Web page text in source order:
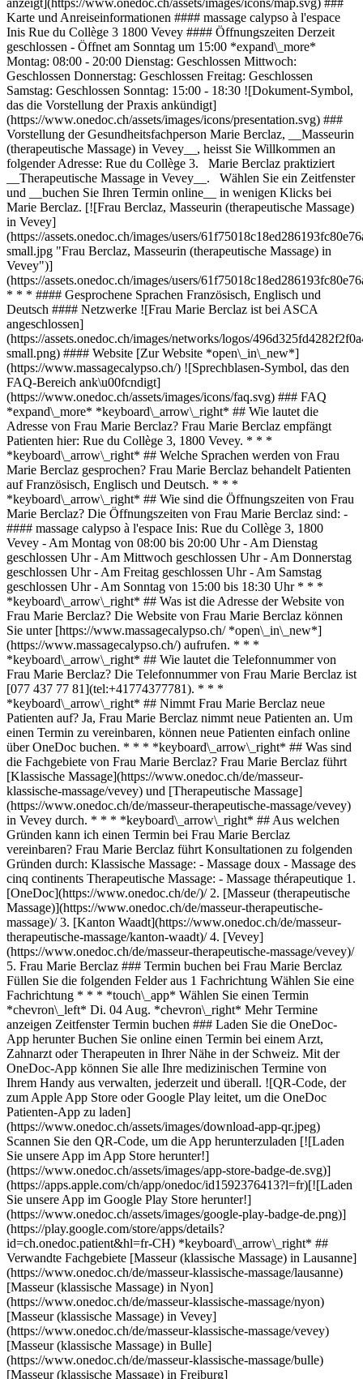
anzeigt](https://www.onedoc.ch/assets/images/icons/map.svg) ###
Karte und Anreiseinformationen #### massage calypso à l'espace
Inis Rue du Collège 3 1800 Vevey #### Öffnungszeiten Derzeit
geschlossen - Öffnet am Sonntag um 15:00 *expand\_more*
Montag: 08:00 - 20:00 Dienstag: Geschlossen Mittwoch:
Geschlossen Donnerstag: Geschlossen Freitag: Geschlossen
Samstag: Geschlossen Sonntag: 15:00 - 18:30 ![Dokument-Symbol,
das die Vorstellung der Praxis ankündigt]
(https://www.onedoc.ch/assets/images/icons/presentation.svg) ###
Vorstellung der Gesundheitsfachperson Marie Berclaz, __Masseurin
(therapeutische Massage) in Vevey__, heisst Sie Willkommen an
folgender Adresse: Rue du Collège 3. Marie Berclaz praktiziert
__Therapeutische Massage in Vevey__. Wählen Sie ein Zeitfenster
und __buchen Sie Ihren Termin online__ in wenigen Klicks bei
Marie Berclaz. [![Frau Berclaz, Masseurin (therapeutische Massage)
in Vevey]
(https://assets.onedoc.ch/images/users/
small.jpg "Frau Berclaz, Masseurin (therapeutische Massage) in
Vevey")]
(https://assets.onedoc.ch/images/users/
* * * #### Gesprochene Sprachen Französisch, Englisch und
Deutsch #### Netzwerke ![Frau Marie Berclaz ist bei ASCA
angeschlossen]
(https://assets.onedoc.ch/images/networks/logos/
small.png) #### Website [Zur Website *open\_in\_new*]
(https://www.massagecalypso.ch/) ![Sprechblasen-Symbol, das den
FAQ-Bereich ank\u00fcndigt]
(https://www.onedoc.ch/assets/images/icons/faq.svg) ### FAQ
*expand\_more* *keyboard\_arrow\_right* ## Wie lautet die
Adresse von Frau Marie Berclaz? Frau Marie Berclaz empfängt
Patienten hier: Rue du Collège 3, 1800 Vevey. * * *
*keyboard\_arrow\_right* ## Welche Sprachen werden von Frau
Marie Berclaz gesprochen? Frau Marie Berclaz behandelt Patienten
auf Französisch, Englisch und Deutsch. * * *
*keyboard\_arrow\_right* ## Wie sind die Öffnungszeiten von Frau
Marie Berclaz? Die Öffnungszeiten von Frau Marie Berclaz sind: -
#### massage calypso à l'espace Inis: Rue du Collège 3, 1800
Vevey - Am Montag von 08:00 bis 20:00 Uhr - Am Dienstag
geschlossen Uhr - Am Mittwoch geschlossen Uhr - Am Donnerstag
geschlossen Uhr - Am Freitag geschlossen Uhr - Am Samstag
geschlossen Uhr - Am Sonntag von 15:00 bis 18:30 Uhr * * *
*keyboard\_arrow\_right* ## Was ist die Adresse der Website von
Frau Marie Berclaz? Die Website von Frau Marie Berclaz können
Sie unter [https://www.massagecalypso.ch/ *open\_in\_new*]
(https://www.massagecalypso.ch/) aufrufen. * * *
*keyboard\_arrow\_right* ## Wie lautet die Telefonnummer von
Frau Marie Berclaz? Die Telefonnummer von Frau Marie Berclaz ist
[077 437 77 81](tel:+41774377781). * * *
*keyboard\_arrow\_right* ## Nimmt Frau Marie Berclaz neue
Patienten auf? Ja, Frau Marie Berclaz nimmt neue Patienten an. Um
einen Termin zu vereinbaren, können neue Patienten einfach online
über OneDoc buchen. * * * *keyboard\_arrow\_right* ## Was sind
die Fachgebiete von Frau Marie Berclaz? Frau Marie Berclaz führt
[Klassische Massage](https://www.onedoc.ch/de/masseur-
klassische-massage/vevey) und [Therapeutische Massage]
(https://www.onedoc.ch/de/masseur-therapeutische-massage/vevey)
in Vevey durch. * * * *keyboard\_arrow\_right* ## Aus welchen
Gründen kann ich einen Termin bei Frau Marie Berclaz
vereinbaren? Frau Marie Berclaz führt Konsultationen zu folgenden
Gründen durch: Klassische Massage: - Massage doux - Massage des
cinq continents Therapeutische Massage: - Massage thérapeutique 1. [OneDoc](https://www.onedoc.ch/de/)/ 2. [Masseur (therapeutische Massage)](https://www.onedoc.ch/de/masseur-therapeutische-massage)/ 3. [Kanton Waadt](https://www.onedoc.ch/de/masseur-therapeutische-massage/kanton-waadt)/ 4. [Vevey](https://www.onedoc.ch/de/masseur-therapeutische-massage/vevey)/ 5. Frau Marie Berclaz ### Termin buchen bei Frau Marie Berclaz Füllen Sie die folgenden Felder aus 1 Fachrichtung Wählen Sie eine Fachrichtung * * * *touch\_app* Wählen Sie einen Termin *chevron\_left* Di. 04 Aug. *chevron\_right* Mehr Termine anzeigen Zeitfenster Termin buchen ### Laden Sie die OneDoc-App herunter Buchen Sie online einen Termin bei einem Arzt, Zahnarzt oder Therapeuten in Ihrer Nähe in der Schweiz. Mit der OneDoc-App können Sie alle Ihre medizinischen Termine von Ihrem Handy aus verwalten, jederzeit und überall. ![QR-Code, der zum Apple App Store oder Google Play leitet, um die OneDoc Patienten-App zu laden](https://www.onedoc.ch/assets/images/download-app-qr.jpeg) Scannen Sie den QR-Code, um die App herunterzuladen [![Laden Sie unsere App im App Store herunter!](https://www.onedoc.ch/assets/images/app-store-badge-de.svg)](https://apps.apple.com/ch/app/onedoc/id1592376413?l=fr)[![Laden Sie unsere App im Google Play Store herunter!](https://www.onedoc.ch/assets/images/google-play-badge-de.png)](https://play.google.com/store/apps/details?id=ch.onedoc.patient&hl=fr-CH) *keyboard\_arrow\_right* ## Verwandte Fachgebiete [Masseur (klassische Massage) in Lausanne](https://www.onedoc.ch/de/masseur-klassische-massage/lausanne)[Masseur (klassische Massage) in Nyon](https://www.onedoc.ch/de/masseur-klassische-massage/nyon)[Masseur (klassische Massage) in Vevey](https://www.onedoc.ch/de/masseur-klassische-massage/vevey)[Masseur (klassische Massage) in Bulle](https://www.onedoc.ch/de/masseur-klassische-massage/bulle)[Masseur (klassische Massage) in Freiburg](https://www.onedoc.ch/de/masseur-klassische-massage/freiburg)[Masseur (klassische Massage) in Sitten](https://www.onedoc.ch/de/masseur-klassische-massage/sitten)[Masseur (klassische Massage) in Gland](https://www.onedoc.ch/de/masseur-klassische-massage/gland)[Masseur (therapeutische Massage) in Lausanne](https://www.onedoc.ch/de/masseur-therapeutische-massage/lausanne)[Masseur (therapeutische Massage) in Bulle](https://www.onedoc.ch/de/masseur-therapeutische-massage/bulle)[Masseur (therapeutische Massage) in Nyon](https://www.onedoc.ch/de/masseur-therapeutische-massage/nyon)[Masseur (therapeutische Massage) in Rolle](https://www.onedoc.ch/de/masseur-therapeutische-massage/rolle)[Masseur (therapeutische Massage) in Montreux](https://www.onedoc.ch/de/masseur-therapeutische-massage/montreux)[Masseur (therapeutische Massage) in Vevey](https://www.onedoc.ch/de/masseur-therapeutische-massage/vevey)[Masseur (therapeutische Massage) in Estavayer](https://www.onedoc.ch/de/masseur-therapeutische-massage/estavayer)[Masseur (therapeutische Massage) in Lutry](https://www.onedoc.ch/de/masseur-therapeutische-massage/lutry)[Masseur (therapeutische Massage) in Epalinges](https://www.onedoc.ch/de/masseur-therapeutische-massage/epalinges)[Masseur (therapeutische Massage) in Gland](https://www.onedoc.ch/de/masseur-therapeutische-massage/gland)[Masseur (therapeutische Massage) in Yverdon-les-Bains](https://www.onedoc.ch/de/masseur-therapeutische-massage/yverdon-les-bains)[Masseur (therapeutische Massage) in Sitten](https://www.onedoc.ch/de/masseur-therapeutische-massage/sitten)[Masseur (therapeutische Massage) in Valbroye](https://www.onedoc.ch/de/masseur-therapeutische-massage/valbroye)[Masseur (therapeutische Massage) in Morges](https://www.onedoc.ch/de/masseur-therapeutische-massage/morges) *keyboard\_arrow\_right* ## Beliebte Suchbegriffe [Physiotherapeut in Lausanne](https://www.onedoc.ch/de/physiotherapeut/lausanne)[Psychologe in Lausanne](https://www.onedoc.ch/de/psychologe/lausanne)[Osteopath in Lausanne](https://www.onedoc.ch/de/osteopath/lausanne)[Masseur (klassische Massage) in Lausanne](https://www.onedoc.ch/de/masseur-klassische-massage/lausanne)[Hausarzt (Allgemeinmedizin) in Lausanne](https://www.onedoc.ch/de/hausarzt-allgemeinmedizin/lausanne)[Manuelle Lymphdrainage Therapeut in Lausanne](https://www.onedoc.ch/de/manuelle-lymphdrainage-therapeut/lausanne)[Reflexologietherapeut in Lausanne](https://www.onedoc.ch/de/reflexologietherapeut/lausanne)[Zahnarzt in Lausanne](https://www.onedoc.ch/de/zahnarzt/lausanne)[Augenarzt in Lausanne](https://www.onedoc.ch/de/augenarzt/lausanne)[Akupunkteur in Lausanne](https://www.onedoc.ch/de/akupunkteur/lausanne)[Masseur (therapeutische Massage) in Lausanne](https://www.onedoc.ch/de/masseur-therapeutische-massage/lausanne)[Hypnotherapeut (Hypnose) in Lausanne](https://www.onedoc.ch/de/hypnotherapeut-hypnose/lausanne)[WAM Ernährungstherapeut in Lausanne](https://www.onedoc.ch/de/wam-ernahrungstherapeut/lausanne)[Osteopath in Freiburg](https://www.onedoc.ch/de/osteopath/freiburg)[Sportphysiotherapeut in Lausanne](https://www.onedoc.ch/de/sportphysiotherapeut/lausanne)[WAM/TEN Naturheilpraktiker in Lausanne](https://www.onedoc.ch/de/wam-ten-naturheilpraktiker/lausanne)[Gynäkologe (Frauenarzt und Geburtshelfer) in Lausanne](https://www.onedoc.ch/de/gynakologe-frauenarzt-und-geburtshelfer/lausanne)[Masseur (klassische Massage) in Nyon](https://www.onedoc.ch/de/masseur-klassische-massage/nyon)[Osteopath in Vevey](https://www.onedoc.ch/de/osteopath/vevey)[Psychotherapeut in Lausanne](https://www.onedoc.ch/de/psychotherapeut/lausanne)[Psychologe in Nyon](https://www.onedoc.ch/de/psychologe/nyon) *keyboard\_arrow\_right* ## Finden Sie einen Arzt oder Therapeuten [Ärzte- und Therapeutenverzeichnis](https://www.onedoc.ch/de/verzeichnis) [A](https://www.onedoc.ch/de/verzeichnis/A) [B](https://www.onedoc.ch/de/verzeichnis/B) [C](https://www.onedoc.ch/de/verzeichnis/C) [D](https://www.onedoc.ch/de/verzeichnis/D) [E](https://www.onedoc.ch/de/verzeichnis/E) [F](https://www.onedoc.ch/de/verzeichnis/F) [G](https://www.onedoc.ch/de/verzeichnis/G) [H](https://www.onedoc.ch/de/verzeichnis/H) [I](https://www.onedoc.ch/de/verzeichnis/I) [J](https://www.onedoc.ch/de/verzeichnis/J) [K](https://www.onedoc.ch/de/verzeichnis/K) [L](https://www.onedoc.ch/de/verzeichnis/L) [M](https://www.onedoc.ch/de/verzeichnis/M) [N](https://www.onedoc.ch/de/verzeichnis/N) [O](https://www.onedoc.ch/de/verzeichnis/O) [P](https://www.onedoc.ch/de/verzeichnis/P) [Q](https://www.onedoc.ch/de/verzeichnis/Q) [R](https://www.onedoc.ch/de/verzeichnis/R) [S](https://www.onedoc.ch/de/verzeichnis/S) [T](https://www.onedoc.ch/de/verzeichnis/T) [U](https://www.onedoc.ch/de/verzeichnis/U) [V](https://www.onedoc.ch/de/verzeichnis/V) [W](https://www.onedoc.ch/de/verzeichnis/W) [X](https://www.onedoc.ch/de/verzeichnis/X) [Y](https://www.onedoc.ch/de/verzeichnis/Y) [Z](https://www.onedoc.ch/de/verzeichnis/Z) ## OneDoc [Ich bin Gesundheitsfachperson](https://info.onedoc.ch/de/) [Über uns](https://info.onedoc.ch/de/unsere-mission/) [Presse](https://info.onedoc.ch/de/media/) [Karriere](https://career.onedoc.ch/de) [Datenschutzzentrum](https://privacy.onedoc.ch/de/) [Verwaltung der Cookies](javascript:Didomi.preferences.show%28%29) [Hilfezentrum](https://help.onedoc.ch/de/) ## Sprachen [Deutsch](https://www.onedoc.ch/de/masseurin-therapeutische-massage/vevey/pcj5u/marie-berclaz) [Français](https://www.onedoc.ch/fr/masseuse-therapeutique/vevey/pcj5u/marie-berclaz) [Italiano](https://www.onedoc.ch/it/massaggiatrice-terapeutica/vevey/pcj5u/marie-berclaz) [English](https://www.onedoc.ch/en/therapeutic-massage-therapist/vevey/pcj5u/marie-berclaz) ## Verwandte Fachgebiete [Masseur (klassische Massage) in Lausanne](https://www.onedoc.ch/de/masseur-klassische-massage/lausanne) [Masseur (klassische Massage) in Nyon](https://www.onedoc.ch/de/masseur-klassische-massage/nyon) [Masseur (klassische Massage) in Vevey](https://www.onedoc.ch/de/masseur-klassische-massage/vevey) [Masseur (klassische Massage) in Bulle](https://www.onedoc.ch/de/masseur-klassische-massage/bulle) [Masseur (klassische Massage) in Freiburg](https://www.onedoc.ch/de/masseur-klassische-massage/freiburg) [Masseur (klassische Massage) in Sitten](https://www.onedoc.ch/de/masseur-klassische-massage/sitten) [Masseur (klassische Massage) in Gland](https://www.onedoc.ch/de/masseur-klassische-massage/gland) [Masseur (therapeutische Massage) in Lausanne](https://www.onedoc.ch/de/masseur-therapeutische-massage/lausanne) [Masseur (therapeutische Massage) in Bulle](https://www.onedoc.ch/de/masseur-therapeutische-massage/bulle) [Masseur (therapeutische Massage) in Nyon](https://www.onedoc.ch/de/masseur-therapeutische-massage/nyon) [Masseur (therapeutische Massage) in Rolle](https://www.onedoc.ch/de/masseur-therapeutische-massage/rolle) [Masseur (therapeutische Massage) in Montreux](https://www.onedoc.ch/de/masseur-therapeutische-massage/montreux) [Masseur (therapeutische Massage) in Vevey](https://www.onedoc.ch/de/masseur-therapeutische-massage/vevey) [Masseur (therapeutische Massage) in Estavayer](https://www.onedoc.ch/de/masseur-therapeutische-massage/estavayer) [Masseur (therapeutische Massage) in Lutry](https://www.onedoc.ch/de/masseur-therapeutische-massage/lutry) [Masseur (therapeutische Massage) in Epalinges](https://www.onedoc.ch/de/masseur-therapeutische-massage/epalinges) [Masseur (therapeutische Massage) in Gland](https://www.onedoc.ch/de/masseur-therapeutische-massage/gland) [Masseur (therapeutische Massage) in Yverdon-les-Bains](https://www.onedoc.ch/de/masseur-therapeutische-massage/yverdon-les-bains) [Masseur (therapeutische Massage) in Sitten](https://www.onedoc.ch/de/masseur-therapeutische-massage/sitten) [Masseur (therapeutische Massage) in Valbroye](https://www.onedoc.ch/de/masseur-therapeutische-massage/valbroye) [Masseur (therapeutische Massage) in Morges](https://www.onedoc.ch/de/masseur-therapeutische-massage/morges) ## Beliebte Suc